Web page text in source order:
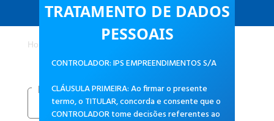
Home
Loja
TRATAMENTO DE DADOS
PESSOAIS
CONTROLADOR: IPS EMPREENDIMENTOS S/A
CLÁUSULA PRIMEIRA: Ao firmar o presente
termo, o TITULAR, concorda e consente que o
CONTROLADOR tome decisões referentes ao